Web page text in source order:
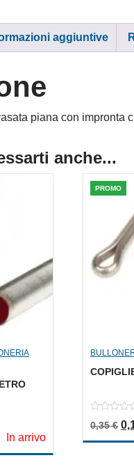
aggiuntive
piana con impronta
anche...
era: 1,90 €.
è: 0,95 €.
In arrivo
PROMO
out
0,35€ Il